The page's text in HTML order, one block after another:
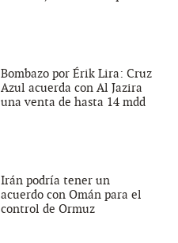
Bombazo por Érik Lira: Cruz
Azul acuerda con Al Jazira
una venta de hasta 14 mdd
Irán podría tener un
acuerdo con Omán para el
control de Ormuz